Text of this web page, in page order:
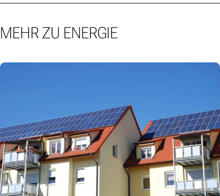
MEHR ZU ENERGIE